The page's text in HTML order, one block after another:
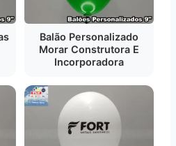
Balão Personalizado
Morar Construtora E
Incorporadora